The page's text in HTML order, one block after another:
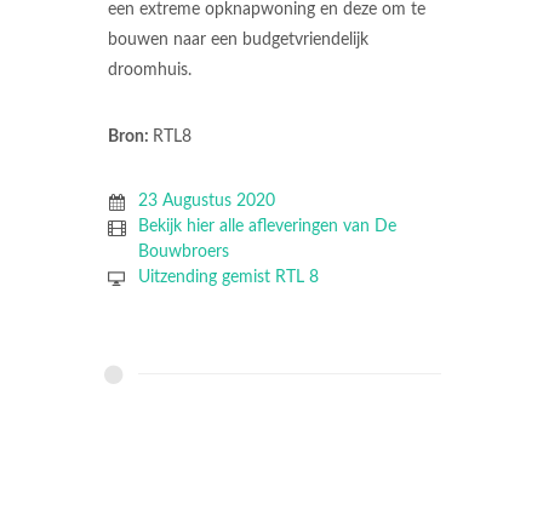
een extreme opknapwoning en deze om te
bouwen naar een budgetvriendelijk
droomhuis.
Bron: RTL8
23 Augustus 2020
Bekijk hier alle afleveringen van De
Bouwbroers
Uitzending gemist RTL 8